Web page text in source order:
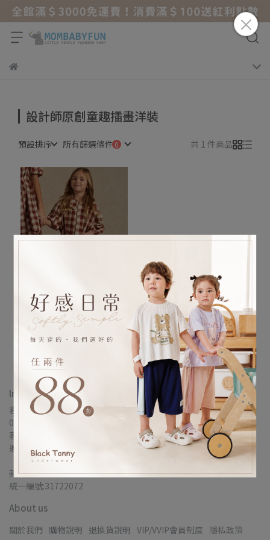
設計師原創童趣插畫洋裝
預設排序 所有篩選條件 共 1 件商品
紋亞麻洋裝
NT$2,280
加入購物車
Information
客服專線：
0277295333
客服時間：
週一至週五10:00-17:00
蘋果蘇菲國際企業
統一編號:31722072
About us
關於我們 購物說明 退換貨說明 VIP/VVIP會員制度 隱私政策